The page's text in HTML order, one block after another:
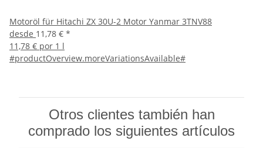
Motoröl für Hitachi ZX 30U-2 Motor Yanmar 3TNV88
desde 11,78 € *
11,78 € por 1 l
#productOverview.moreVariationsAvailable#
Otros clientes también han
comprado los siguientes artículos